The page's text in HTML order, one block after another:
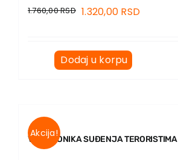
Autori
EU PROJEKTI
1.760,00RSD 1.320,00 RSD
Dodaj u korpu
Akcija!
V13. HRONIKA SUĐENJA TERORISTIMA